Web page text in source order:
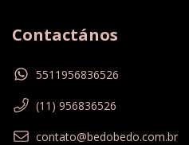
Contactános
5511956836526
(11) 956836526
contato@bedobedo.com.br